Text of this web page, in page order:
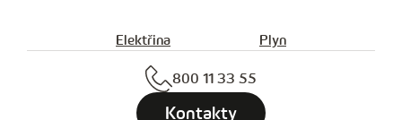
Elektřina Plyn
800 11 33 55
Kontakty